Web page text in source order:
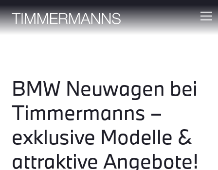
BMW Neuwagen bei
Timmermanns –
exklusive Modelle &
attraktive Angebote!